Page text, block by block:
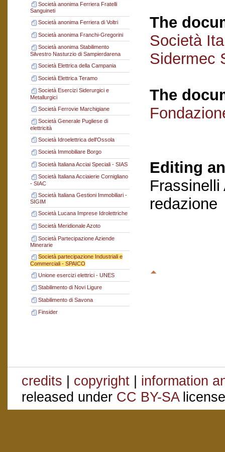
Società anonima Ferriera Fratelli
Sanguineti
Società anonima Ferriera di Voltri
Società anonima Franchi-Gregorini
Società anonima Stabilimento
Silvestro Nasturzio di Sampierdarena
Società Elettrica della Campania
Società Elettrica Teramo
Società Esercizi Siderurgici e
Metallurgici
Società Ferrovie Marchigiane
Società Generale Pugliese di
elettricità
Società Idroelettrica dell'Ossola
Società Immobiliare Borgo
Società Italiana Acciai Speciali - SIAS
Società Italiana Acciaierie Cornigliano
- SIAC
Società Italiana Gestioni Immobiliari -
SIGIM
Società Lucana Imprese Idrolettriche
Società Meridionale Azoto
Società Partecipazione Aziende
Minerarie
Società partecipazione Industriali e
Commerciali - SPAICO
Unione esercizi elettrici - UNES
Stabilimento di Novi Ligure
Stabilimento di Savona
Finsider
The
Società
Sidermec
The
Editing
Frassinelli
redazione
credits | copyright | information
released under CC BY-SA